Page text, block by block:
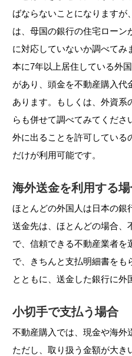
ばならないことになりますが
は、母国の銀行の住宅ローン
に対応していないか調べてみ
本に7年以上居住している外
があり、頭金を不動産購入代
あります。
もしくは、外資系
らも併せて調べてみてくだ
外に出ることを許可している
だけが利用可能です。
海外送金を利用する
ほとんどの外国人は日本の銀
送金先は、ほとんどの場合、
で、信頼できる不動産業者を
で、きちんと支払明細書をも
とともに、送金した銀行に
小切手で支払う場合
不動産購入では、現金や海外
ただし、取り扱う金額が大き